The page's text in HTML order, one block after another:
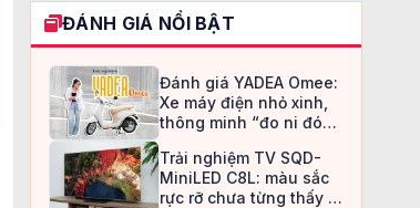
ĐÁNH GIÁ NỔI BẬT
Đánh giá YADEA Omee:
Xe máy điện nhỏ xinh,
thông minh “đo ni đóng
Trải nghiệm TV SQD-
MiniLED C8L: màu sắc
rực rỡ chưa từng thấy ở